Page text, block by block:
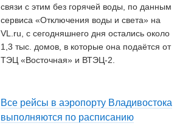
связи с этим без горячей воды, по данным
сервиса «Отключения воды и света» на
VL.ru, с сегодняшнего дня остались около
1,3 тыс. домов, в которые она подаётся от
ТЭЦ «Восточная» и ВТЭЦ-2.
Все рейсы в аэропорту Владивостока
выполняются по расписанию